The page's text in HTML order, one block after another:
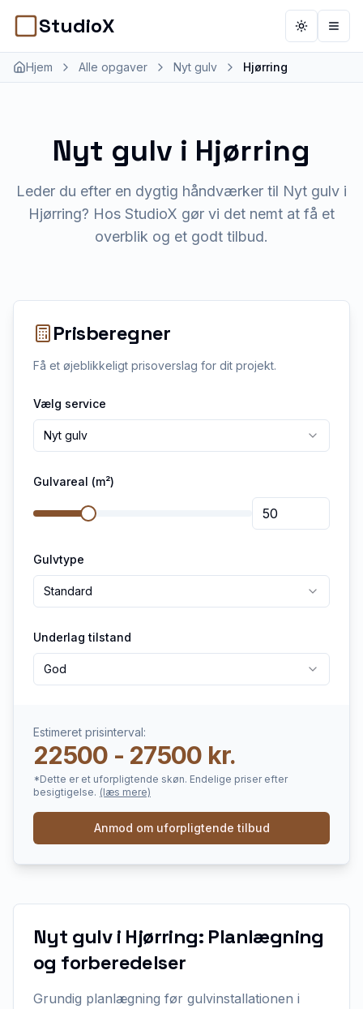
StudioX ToggleÅbn
Hjem Alle opgaver Nyt gulv Hjørring
Nyt gulv i Hjørring
Leder du efter en dygtig håndværker til Nyt gulv i
Hjørring? Hos StudioX gør vi det nemt at få et
overblik og et godt tilbud.
Prisberegner
Få et øjeblikkeligt prisoverslag for dit projekt.
Vælg service
Nyt gulv
Gulvareal (m²)
Gulvtype
Standard
Underlag tilstand
God
Estimeret prisinterval:
22500 - 27500 kr.
*Dette er et uforpligtende skøn. Endelige priser efter
besigtigelse. (læs mere)
Anmod om uforpligtende tilbud
Nyt gulv i Hjørring: Planlægning
og forberedelser
Grundig planlægning før gulvinstallationen i